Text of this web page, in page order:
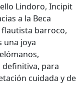
Lindoro, Incipit
a la Beca
barroco,
una joya
definitiva, para
cuidada y de